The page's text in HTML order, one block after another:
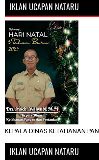
IKLAN UCAPAN NATARU
KEPALA DINAS KETAHANAN
IKLAN UCAPAN NATARU